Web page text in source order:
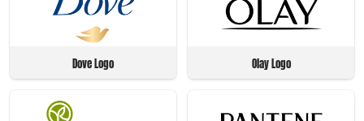
Dove Logo Olay Logo